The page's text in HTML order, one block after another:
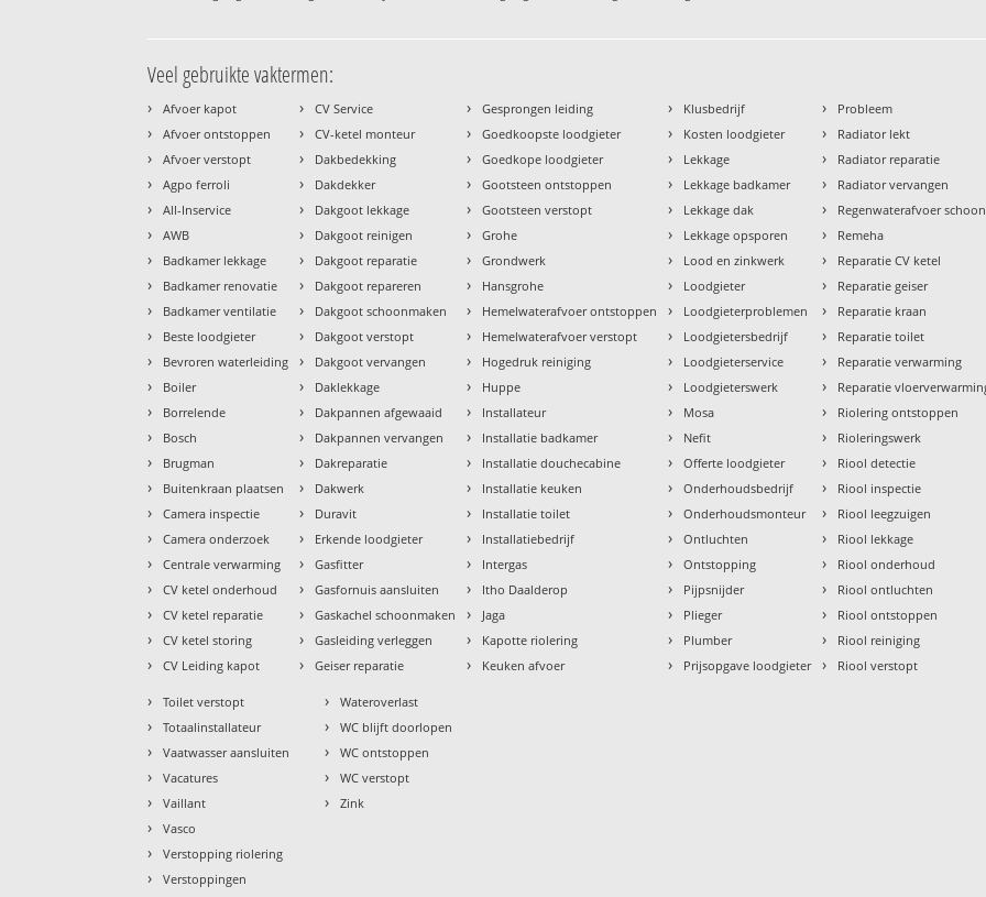
Veel gebruikte vaktermen:
› Afvoer kapot
› Afvoer ontstoppen
› Afvoer verstopt
› Agpo ferroli
› All-Inservice
› AWB
› Badkamer lekkage
› Badkamer renovatie
› Badkamer ventilatie
› Beste loodgieter
› Bevroren waterleiding
› Boiler
› Borrelende
› Bosch
› Brugman
› Buitenkraan plaatsen
› Camera inspectie
› Camera onderzoek
› Centrale verwarming
› CV ketel onderhoud
› CV ketel reparatie
› CV ketel storing
› CV Leiding kapot
› CV Service
› CV-ketel monteur
› Dakbedekking
› Dakdekker
› Dakgoot lekkage
› Dakgoot reinigen
› Dakgoot reparatie
› Dakgoot repareren
› Dakgoot schoonmaken
› Dakgoot verstopt
› Dakgoot vervangen
› Daklekkage
› Dakpannen afgewaaid
› Dakpannen vervangen
› Dakreparatie
› Dakwerk
› Duravit
› Erkende loodgieter
› Gasfitter
› Gasfornuis aansluiten
› Gaskachel schoonmaken
› Gasleiding verleggen
› Geiser reparatie
› Gesprongen leiding
› Goedkoopste loodgieter
› Goedkope loodgieter
› Gootsteen ontstoppen
› Gootsteen verstopt
› Grohe
› Grondwerk
› Hansgrohe
› Hemelwaterafvoer ontstoppen
› Hemelwaterafvoer verstopt
› Hogedruk reiniging
› Huppe
› Installateur
› Installatie badkamer
› Installatie douchecabine
› Installatie keuken
› Installatie toilet
› Installatiebedrijf
› Intergas
› Itho Daalderop
› Jaga
› Kapotte riolering
› Keuken afvoer
› Klusbedrijf
› Kosten loodgieter
› Lekkage
› Lekkage badkamer
› Lekkage dak
› Lekkage opsporen
› Lood en zinkwerk
› Loodgieter
› Loodgieterproblemen
› Loodgietersbedrijf
› Loodgieterservice
› Loodgieterswerk
› Mosa
› Nefit
› Offerte loodgieter
› Onderhoudsbedrijf
› Onderhoudsmonteur
› Ontluchten
› Ontstopping
› Pijpsnijder
› Plieger
› Plumber
› Prijsopgave loodgieter
› Probleem
› Radiator lekt
› Radiator reparatie
› Radiator vervangen
› Regenwaterafvoer
› Remeha
› Reparatie CV ketel
› Reparatie geiser
› Reparatie kraan
› Reparatie toilet
› Reparatie verwarming
› Reparatie
› Riolering ontstoppen
› Rioleringswerk
› Riool detectie
› Riool inspectie
› Riool leegzuigen
› Riool lekkage
› Riool onderhoud
› Riool ontluchten
› Riool ontstoppen
› Riool reiniging
› Riool verstopt
› Toilet verstopt
› Totaalinstallateur
› Vaatwasser aansluiten
› Vacatures
› Vaillant
› Vasco
› Verstopping riolering
› Verstoppingen
› Wateroverlast
› WC blijft doorlopen
› WC ontstoppen
› WC verstopt
› Zink